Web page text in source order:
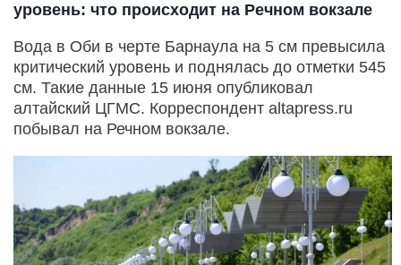
уровень: что происходит на Речном вокзале
Вода в Оби в черте Барнаула на 5 см превысила
критический уровень и поднялась до отметки 545
см. Такие данные 15 июня опубликовал
алтайский ЦГМС. Корреспондент altapress.ru
побывал на Речном вокзале.